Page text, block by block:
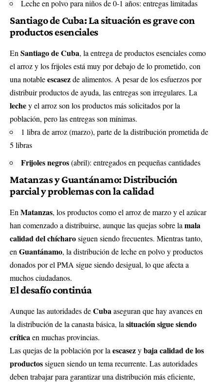
Leche en polvo para niños de 0-1 años: entregas limitadas
Santiago de Cuba: La situación es grave con
productos esenciales
En Santiago de Cuba, la entrega de productos esenciales como
el arroz y los frijoles está muy por debajo de lo prometido, con
una notableescasezde alimentos. A pesar de los esfuerzos por
distribuir productos de ayuda, las entregas son irregulares. La
lechey el arroz son los productos más solicitados por la
población, pero las entregas son mínimas.
1 libra de arroz (marzo), parte de la distribución prometida de
5 libras
Frijoles negros(abril): entregados en pequeñas cantidades
Matanzas y Guantánamo: Distribución
parcial y problemas con la calidad
En Matanzas, los productos como el arroz de marzo y el azúcar
han comenzado a distribuirse, aunque las quejas sobre la mala
calidad del chícharosiguen siendo frecuentes. Mientras tanto,
en Guantánamo, la distribución de leche en polvo y productos
donados por el PMA sigue siendo desigual, lo que afecta a
muchos ciudadanos.
El desafío continúa
Aunque las autoridades deCubaaseguran que hay avances en
la distribución de la canasta básica, la situación sigue siendo
críticaen muchas provincias.
Las quejas de la población por la escasezybaja calidad de los
productossiguen siendo un tema recurrente. Las autoridades
deben trabajar para garantizar una distribución más eficiente,